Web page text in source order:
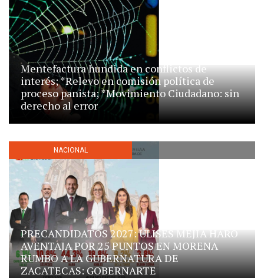
Mentefactura hundida en conflictos de
interés; *Relevo en comisión política de
proceso panista; *Movimiento Ciudadano: sin
derecho al error
NACIONAL
PRECANDIDATOS 2027: ULISES MEJÍA HARO
AVENTAJA POR 25 PUNTOS EN MORENA
RUMBO A LA GUBERNATURA DE
ZACATECAS: GOBERNARTE